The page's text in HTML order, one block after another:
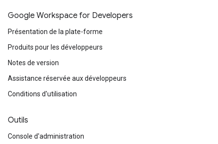
Google Workspace for Developers
Présentation de la plate-forme
Produits pour les développeurs
Notes de version
Assistance réservée aux développeurs
Conditions d'utilisation
Outils
Console d'administration